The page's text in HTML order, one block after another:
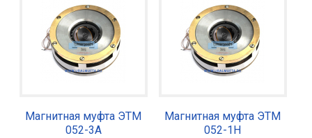
Магнитная муфта ЭТМ
052-3А
Магнитная муфта ЭТМ
052-1Н